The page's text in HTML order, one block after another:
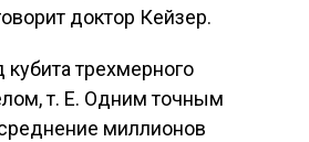
доктор Кейзер.
трехмерного
т. Е. Одним точным
миллионов